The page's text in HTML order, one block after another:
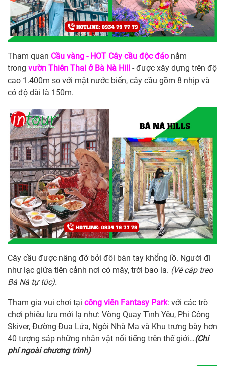
Tham quan Cầu vàng - HOT Cây cầu độc đáo nằm
trong vườn Thiên Thai ở Bà Nà Hill - được xây dựng trên độ
cao 1.400m so với mặt nước biển, cây cầu gồm 8 nhịp và
có độ dài là 150m.
Cây cầu được nâng đỡ bởi đôi bàn tay khổng lồ. Người đi
như lạc giữa tiên cảnh nơi có mây, trời bao la. (Vé cáp treo
Bà Nà tự túc).
Tham gia vui chơi tại công viên Fantasy Park: với các trò
chơi phiêu lưu mới lạ như: Vòng Quay Tình Yêu, Phi Công
Skiver, Đường Đua Lửa, Ngôi Nhà Ma và Khu trưng bày hơn
40 tượng sáp những nhân vật nổi tiếng trên thế giới…(Chi
phí ngoài chương trình)